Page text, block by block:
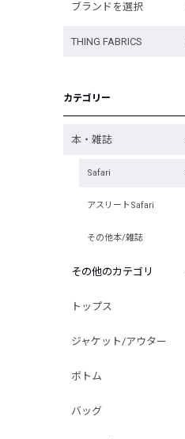
ブランドを選択
THING FABRICS
カテゴリー
本・雑誌
Safari
アスリートSafari
その他本/雑誌
その他のカテゴリ
トップス
ジャケット/アウター
ボトム
バッグ